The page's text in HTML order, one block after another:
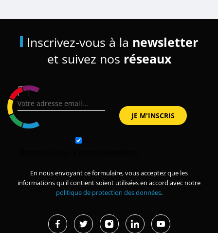
Inscrivez-vous à la newsletter
et suivez nos réseaux
En nous envoyant ce formulaire, vous acceptez que les
informations qu'il contient soient utilisées en accord avec notre
politique de protection des données.